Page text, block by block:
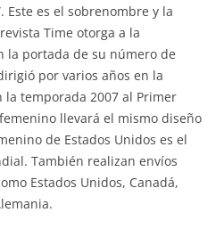
Este es el sobrenombre y la
Time otorga a la
la portada de su número de
por varios años en la
la temporada 2007 al Primer
llevará el mismo diseño
de Estados Unidos es el
También realizan envíos
Estados Unidos, Canadá,